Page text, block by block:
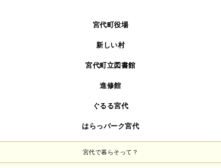
宮代町役場
新しい村
宮代町立図書館
進修館
ぐるる宮代
はらっパーク宮代
宮代で暮らそって？